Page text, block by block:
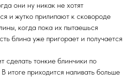
они ну никак не хотят
и жутко прилипают к сковороде
когда пока их пытаешься
блина уже пригорает и получается
сделать тонкие блинчики по
итоге приходится наливать больше